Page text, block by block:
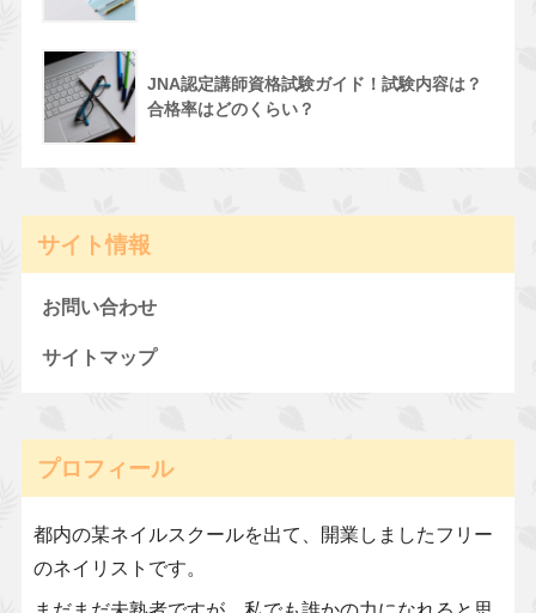
JNA認定講師資格試験ガイド！試験内容は？
合格率はどのくらい？
サイト情報
お問い合わせ
サイトマップ
プロフィール
都内の某ネイルスクールを出て、開業しましたフリー
のネイリストです。